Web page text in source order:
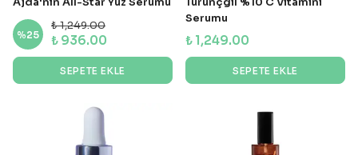
%25
₺ 1,249.00
₺ 936.00
SEPETE EKLE
Serumu
₺ 1,249.00
SEPETE EKLE